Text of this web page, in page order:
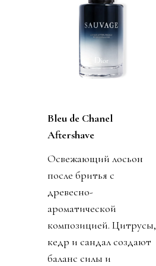
Bleu de Chanel
Aftershave
Освежающий лосьон
после бритья с
древесно-
ароматической
композицией. Цитрусы,
кедр и сандал создают
баланс силы и